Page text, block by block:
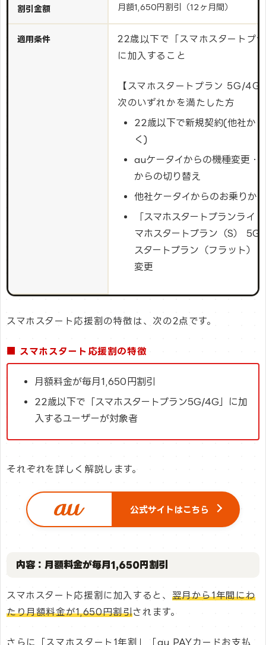
割引金額 月額1,650円割引（12ヶ月間）
適用条件
22歳以下で「スマホスタートプ
に加入すること
【スマホスタートプラン 5G/4G
次のいずれかを満たした方
22歳以下で新規契約(他社か
く)
auケータイからの機種変更・
からの切り替え
他社ケータイからのお乗りかえ
「スマホスタートプランライ
マホスタートプラン（S）
スタートプラン（フラット）
変更
スマホスタート応援割の特徴は、次の2点です。
■ スマホスタート応援割の特徴
月額料金が毎月1,650円割引
22歳以下で「スマホスタートプラン5G/4G」に加
入するユーザーが対象者
それぞれを詳しく解説します。
公式サイトはこちら
内容：月額料金が毎月1,650円割引
スマホスタート応援割に加入すると、 翌月から1年間にわ
たり月額料金が1,650円割引されます。
さらに「スマホスタート1年割」「au PAYカードお支払